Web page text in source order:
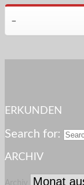
–
ERKUNDEN
Search for:
ARCHIV